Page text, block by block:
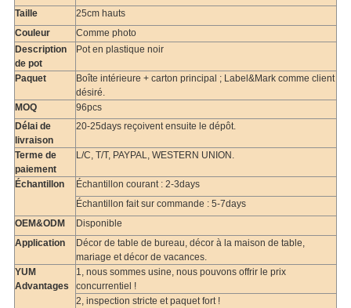
Taille
25cm hauts
Couleur
Comme photo
Description
de pot
Pot en plastique noir
Paquet
Boîte intérieure + carton principal ; Label&Mark comme client
désiré.
MOQ
96pcs
Délai de
livraison
20-25days reçoivent ensuite le dépôt.
Terme de
paiement
L/C, T/T, PAYPAL, WESTERN UNION.
Échantillon
Échantillon courant : 2-3days
Échantillon fait sur commande : 5-7days
OEM&ODM
Disponible
Application
Décor de table de bureau, décor à la maison de table,
mariage et décor de vacances.
YUM
Advantages
1, nous sommes usine, nous pouvons offrir le prix
concurrentiel !
2, inspection stricte et paquet fort !